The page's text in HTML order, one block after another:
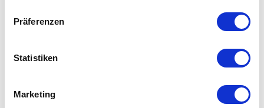
Präferenzen
Statistiken
Marketing
Raumklima angenehm bleibt. Ob auf dem Esstisch, Sideboard
sandfarbenen LED Kerzen schaffen jederzeit eine entspannte,
stilvolle Atmosphäre.
Besonderheiten der STOFF Nagel - LED